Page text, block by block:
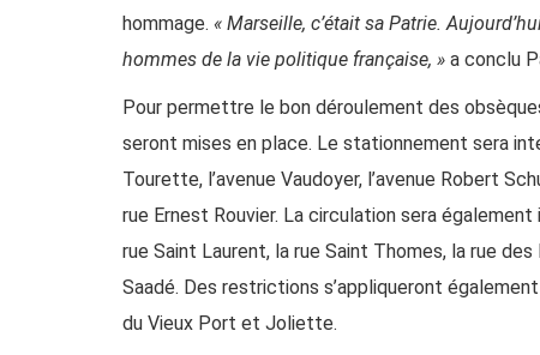
hommage. « Marseille, c’était sa Patrie.
hommes de la vie politique française, » a conclu
Pour permettre le bon déroulement des
seront mises en place. Le stationnement sera
Tourette, l’avenue Vaudoyer, l’avenue Robert
rue Ernest Rouvier. La circulation sera
rue Saint Laurent, la rue Saint Thomes, la rue
Saadé. Des restrictions s’appliqueront
du Vieux Port et Joliette.